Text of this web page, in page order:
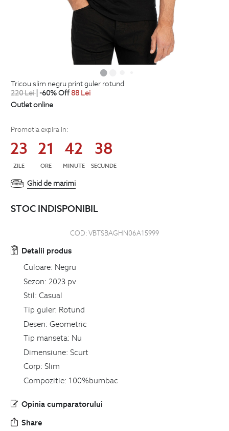
tricou slim negru print guler rotund
220Lei| -60% Off 88 Lei
Outlet online
Promotia expira in:
23
ZILE
21
ORE
42
MINUTE
38
SECUNDE
Ghid de marimi
STOC INDISPONIBIL
COD:VBTSBAGHN06A15999
Detalii produs
Culoare: Negru
Sezon: 2023 pv
Stil: Casual
Tip guler: Rotund
Desen: Geometric
Tip manseta: Nu
Dimensiune: Scurt
Corp: Slim
Compozitie: 100%bumbac
Opinia cumparatorului
Share